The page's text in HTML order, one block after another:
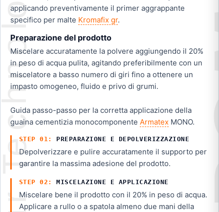
applicando preventivamente il primer aggrappante
specifico per malte Kromafix gr.
Preparazione del prodotto
Miscelare accuratamente la polvere aggiungendo il 20%
in peso di acqua pulita, agitando preferibilmente con un
miscelatore a basso numero di giri fino a ottenere un
impasto omogeneo, fluido e privo di grumi.
Guida passo-passo per la corretta applicazione della
guaina cementizia monocomponente ArmatexMONO.
PREPARAZIONE E DEPOLVERIZZAZIONE
Depolverizzare e pulire accuratamente il supporto per
garantire la massima adesione del prodotto.
MISCELAZIONE E APPLICAZIONE
Miscelare bene il prodotto con il 20% in peso di acqua.
Applicare a rullo o a spatola almeno due mani della